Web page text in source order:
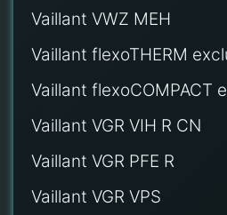
Vaillant VWZ MEH
Vaillant flexoTHERM
Vaillant flexoCOMPACT
Vaillant VGR VIH R CN
Vaillant VGR PFE R
Vaillant VGR VPS